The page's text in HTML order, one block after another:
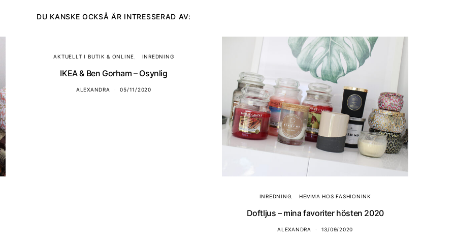
DU KANSKE OCKSÅ ÄR INTRESSERAD AV:
AKTUELLT I BUTIK & ONLINE INREDNING
IKEA & Ben Gorham – Osynlig
ALEXANDRA 05/11/2020
INREDNING HEMMA HOS FASHIONINK
Doftljus – mina favoriter hösten 2020
ALEXANDRA 13/09/2020